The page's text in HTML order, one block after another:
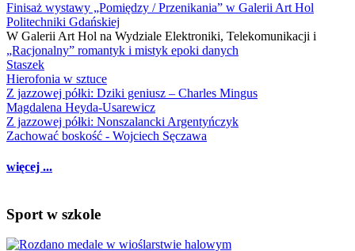
Finisaż wystawy „Pomiędzy / Przenikania” w Galerii Art Hol
Politechniki Gdańskiej
W Galerii Art Hol na Wydziale Elektroniki, Telekomunikacji i
„Racjonalny” romantyk i mistyk epoki danych
Staszek
Hierofonia w sztuce
Z jazzowej półki: Dziki geniusz – Charles Mingus
Magdalena Heyda-Usarewicz
Z jazzowej półki: Nonszalancki Argentyńczyk
Zachować boskość - Wojciech Sęczawa
więcej ...
Sport w szkole